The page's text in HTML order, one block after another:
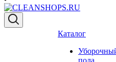
Каталог
пола